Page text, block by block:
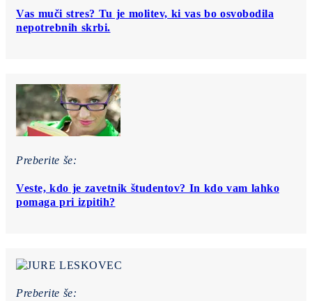
Vas muči stres? Tu je molitev, ki vas bo osvobodila
nepotrebnih skrbi.
Preberite še:
Veste, kdo je zavetnik študentov? In kdo vam lahko
pomaga pri izpitih?
Preberite še: